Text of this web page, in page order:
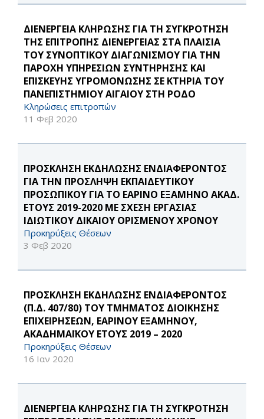
ΔΙΕΝΕΡΓΕΙΑ ΚΛΗΡΩΣΗΣ ΓΙΑ ΤΗ ΣΥΓΚΡΟΤΗΣΗ
ΤΗΣ ΕΠΙΤΡΟΠΗΣ ΔΙΕΝΕΡΓΕΙΑΣ ΣΤΑ ΠΛΑΙΣΙΑ
ΤΟΥ ΣΥΝΟΠΤΙΚΟΥ ΔΙΑΓΩΝΙΣΜΟΥ ΓΙΑ ΤΗΝ
ΠΑΡΟΧΗ ΥΠΗΡΕΣΙΩΝ ΣΥΝΤΗΡΗΣΗΣ ΚΑΙ
ΕΠΙΣΚΕΥΗΣ ΥΓΡΟΜΟΝΩΣΗΣ ΣΕ ΚΤΗΡΙΑ ΤΟΥ
ΠΑΝΕΠΙΣΤΗΜΙΟΥ ΑΙΓΑΙΟΥ ΣΤΗ ΡΟΔΟ
Κληρώσεις επιτροπών
11 Φεβ 2020
ΠΡΟΣΚΛΗΣΗ ΕΚΔΗΛΩΣΗΣ ΕΝΔΙΑΦΕΡΟΝΤΟΣ
ΓΙΑ ΤΗΝ ΠΡΟΣΛΗΨΗ ΕΚΠΑΙΔΕΥΤΙΚΟΥ
ΠΡΟΣΩΠΙΚΟΥ ΓΙΑ ΤΟ ΕΑΡΙΝΟ ΕΞΑΜΗΝΟ ΑΚΑΔ.
ΕΤΟΥΣ 2019-2020 ΜΕ ΣΧΕΣΗ ΕΡΓΑΣΙΑΣ
ΙΔΙΩΤΙΚΟΥ ΔΙΚΑΙΟΥ ΟΡΙΣΜΕΝΟΥ ΧΡΟΝΟΥ
Προκηρύξεις Θέσεων
3 Φεβ 2020
ΠΡΟΣΚΛΗΣΗ ΕΚΔΗΛΩΣΗΣ ΕΝΔΙΑΦΕΡΟΝΤΟΣ
(Π.Δ. 407/80) ΤΟΥ ΤΜΗΜΑΤΟΣ ΔΙΟΙΚΗΣΗΣ
ΕΠΙΧΕΙΡΗΣΕΩΝ, ΕΑΡΙΝΟΥ ΕΞΑΜΗΝΟΥ,
ΑΚΑΔΗΜΑΪΚΟΥ ΕΤΟΥΣ 2019 – 2020
Προκηρύξεις Θέσεων
16 Ιαν 2020
ΔΙΕΝΕΡΓΕΙΑ ΚΛΗΡΩΣΗΣ ΓΙΑ ΤΗ ΣΥΓΚΡΟΤΗΣΗ